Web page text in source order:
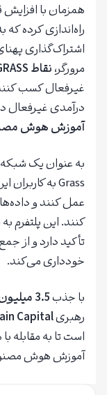
همزمان با
راه‌اندازی کرده که
اشتراک‌گذاری
مرورگر،نقاط GRASS
غیرفعال کسب
درآمدی غیرفعال
آموزش هوش
به عنوان یک شبکه
Grass به کاربران این امکان را می‌دهد تا به عنوان
عمل کنند و
کنند. این
تأکید دارد و از
خودداری می‌کند.
با جذب3.5 میلیون دلار
رهبریCapital
است تا به مقابله
آموزش هوش